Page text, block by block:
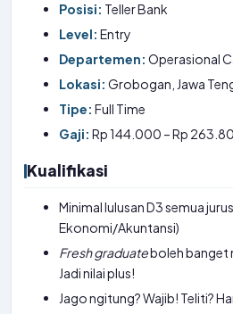
Posisi: Teller Bank
Level: Entry
Departemen: Operasional
Lokasi: Grobogan, Jawa
Tipe: Full Time
Gaji: Rp 144.000 – Rp
Kualifikasi
Minimal lulusan D3 semua
Ekonomi/Akuntansi)
Fresh graduateboleh banget
Jadi nilai plus!
Jago ngitung? Wajib! Teliti?